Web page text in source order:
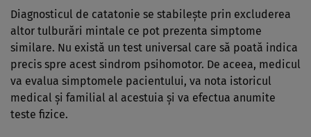
Diagnosticul de catatonie se stabileşte prin excluderea
altor tulburări mintale ce pot prezenta simptome
similare. Nu există un test universal care să poată indica
precis spre acest sindrom psihomotor. De aceea, medicul
va evalua simptomele pacientului, va nota istoricul
medical şi familial al acestuia şi va efectua anumite
teste fizice.